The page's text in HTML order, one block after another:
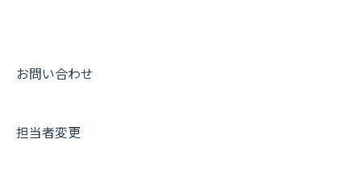
帳票出力
商品
パフォーマンス
お知らせ
活動通知
商品
その他オプション
契約・その他
報告書について
メンバー画面について
動画集：共通
お問い合わせ
担当者変更